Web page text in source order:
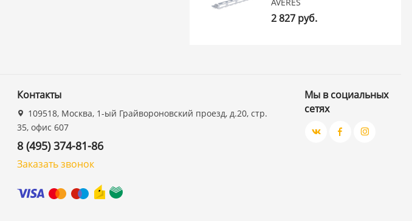
2 827 руб.
Контакты
109518, Москва, 1-ый Грайвороновский проезд, д.20, стр.
35, офис 607
8 (495) 374-81-86
Заказать звонок
Мы в социальных
сетях